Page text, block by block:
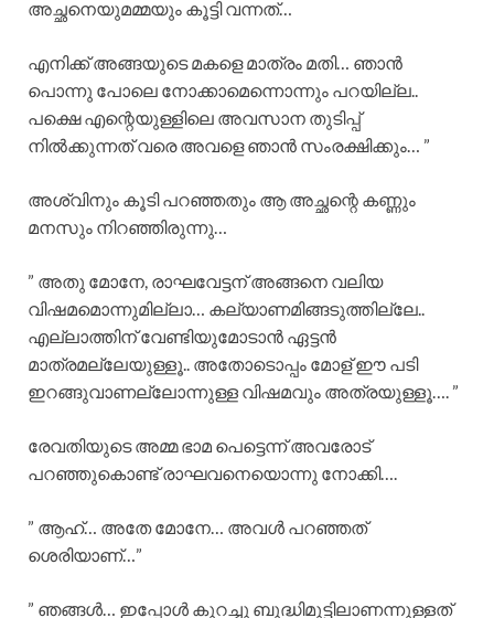
അച്ഛനെയുമമ്മയും കൂട്ടി വന്നത്…
എനിക്ക് അങ്ങയുടെ മകളെ മാത്രം മതി… ഞാൻ
പൊന്നു പോലെ നോക്കാമെന്നൊന്നും പറയില്ല..
പക്ഷെ എന്റെയുള്ളിലെ അവസാന തുടിപ്പ്
നിൽക്കുന്നത് വരെ അവളെ ഞാൻ സംരക്ഷിക്കും… ”
അശ്വിനും കൂടി പറഞ്ഞതും ആ അച്ഛന്റെ കണ്ണും
മനസും നിറഞ്ഞിരുന്നു…
” അതു മോനേ, രാഘവേട്ടന് അങ്ങനെ വലിയ
വിഷമമൊന്നുമില്ലാ… കല്യാണമിങ്ങടുത്തില്ലേ..
എല്ലാത്തിന് വേണ്ടിയുമോടാൻ ഏട്ടൻ
മാത്രമല്ലേയുള്ളൂ.. അതോടൊപ്പം മോള് ഈ പടി
ഇറങ്ങുവാണല്ലോന്നുള്ള വിഷമവും അത്രയുള്ളൂ…. ”
രേവതിയുടെ അമ്മ ഭാമ പെട്ടെന്ന് അവരോട്
പറഞ്ഞുകൊണ്ട് രാഘവനെയൊന്നു നോക്കി….
” ആഹ്… അതേ മോനേ… അവൾ പറഞ്ഞത്
ശെരിയാണ്…”
” ഞങ്ങൾ… ഇപ്പോൾ കുറച്ചു ബുദ്ധിമുട്ടിലാണന്നുള്ളത്